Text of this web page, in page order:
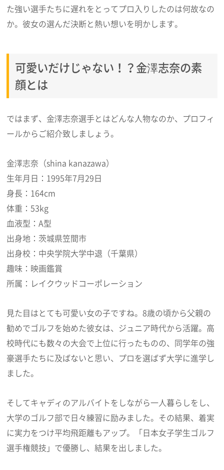
た強い選手たちに遅れをとってプロ入りしたのは何故なの
か。彼女の選んだ決断と熱い想いを明かします。
可愛いだけじゃない！？金澤志奈の素
顔とは
ではまず、金澤志奈選手とはどんな人物なのか、プロフィ
ールからご紹介致しましょう。
金澤志奈（shina kanazawa）
生年月日：1995年7月29日
身長：164cm
体重：53kg
血液型：A型
出身地：茨城県笠間市
出身校：中央学院大学中退（千葉県）
趣味：映画鑑賞
所属：レイクウッドコーポレーション
見た目はとても可愛い女の子ですね。8歳の頃から父親の
勧めでゴルフを始めた彼女は、ジュニア時代から活躍。高
校時代にも数々の大会で上位に行ったものの、同学年の強
豪選手たちに及ばないと思い、プロを選ばず大学に進学し
ました。
そしてキャディのアルバイトをしながら一人暮らしをし、
大学のゴルフ部で日々練習に励みました。その結果、着実
に実力をつけ平均飛距離もアップ。「日本女子学生ゴルフ
選手権競技」で優勝し、結果を出しました。